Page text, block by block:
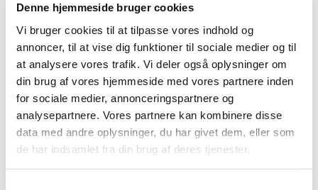
Denne hjemmeside bruger cookies
Vi bruger cookies til at tilpasse vores indhold og
annoncer, til at vise dig funktioner til sociale medier og til
at analysere vores trafik. Vi deler også oplysninger om
din brug af vores hjemmeside med vores partnere inden
for sociale medier, annonceringspartnere og
analysepartnere. Vores partnere kan kombinere disse
data med andre oplysninger, du har givet dem, eller som
de har indsamlet fra din brug af deres tjenester.
retnings-, tryk- og strømreguleringsventiler,
cylindre og motorer.
Du kan også anvende og ajourføre
dokumentation for hydrauliske anlæg og
arbejde sikkert og professionelt med
hydraulik i automatiske anlæg.